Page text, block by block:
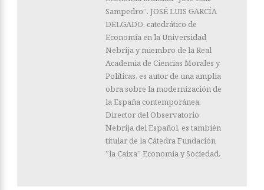
Sampedro”. JOSÉ LUIS GARCÍA
DELGADO, catedrático de
Economía en la Universidad
Nebrija y miembro de la Real
Academia de Ciencias Morales y
Políticas, es autor de una amplia
obra sobre la modernización de
la España contemporánea.
Director del Observatorio
Nebrija del Español, es también
titular de la Cátedra Fundación
”la Caixa” Economía y Sociedad.